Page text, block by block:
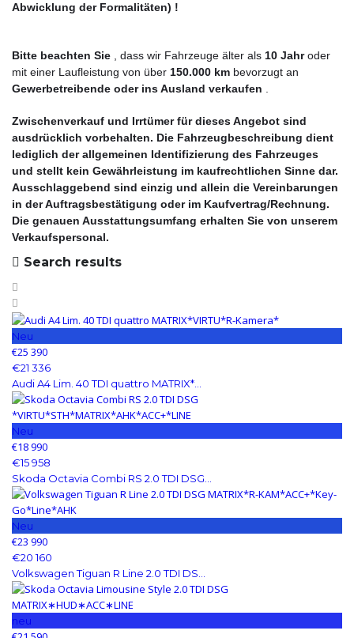
Abwicklung der Formalitäten) !
Bitte beachten Sie , dass wir Fahrzeuge älter als 10 Jahroder
mit einer Laufleistung von über 150.000 km bevorzugt an
Gewerbetreibende oder ins Ausland verkaufen
Zwischenverkauf und Irrtümer für dieses Angebot sind
ausdrücklich vorbehalten. Die Fahrzeugbeschreibung dient
lediglich der allgemeinen Identifizierung des Fahrzeuges
und stellt kein Gewährleistung im kaufrechtlichen Sinne dar.
Ausschlaggebend sind einzig und allein die Vereinbarungen
in der Auftragsbestätigung oder im Kaufvertrag/Rechnung.
Die genauen Ausstattungsumfang erhalten Sie von unserem
Verkaufspersonal.
Search results
Neu
€25 390
€21 336
Audi A4 Lim. 40 TDI quattro MATRIX*...
Neu
€18 990
€15 958
Skoda Octavia Combi RS 2.0 TDI DSG...
Neu
€23 990
€20 160
Volkswagen Tiguan R Line 2.0 TDI DS...
neu